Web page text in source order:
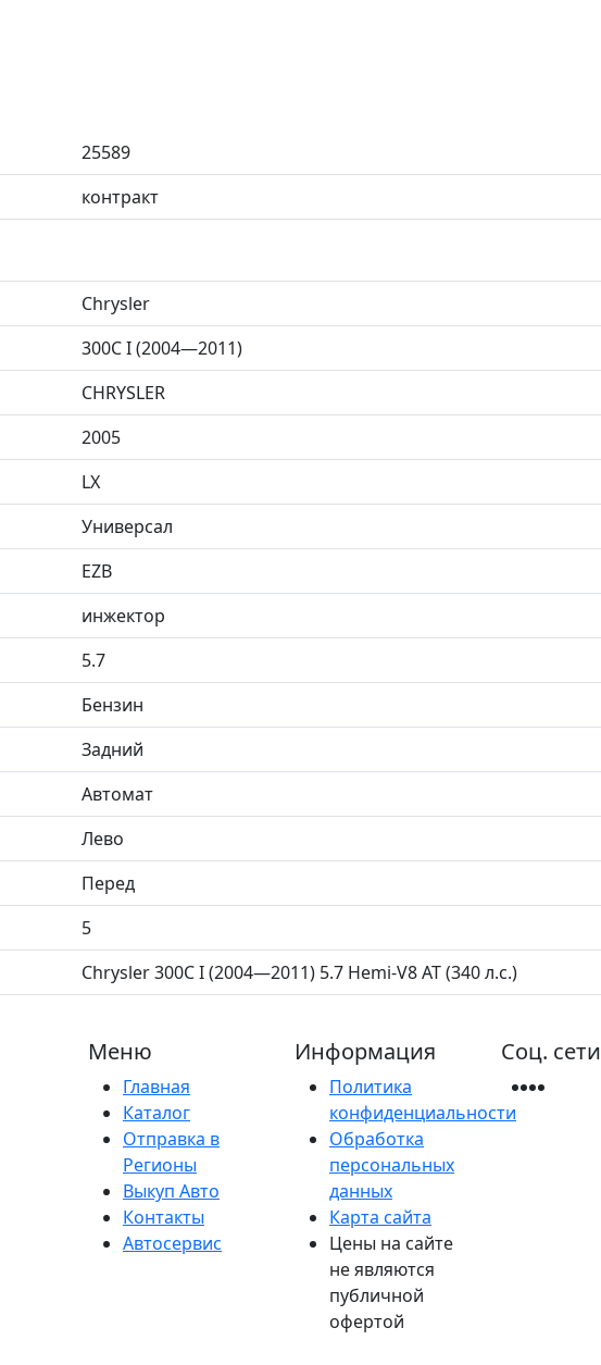
25589
контракт
Chrysler
300C I (2004—2011)
CHRYSLER
2005
LX
Универсал
EZB
инжектор
5.7
Бензин
Задний
Автомат
Лево
Перед
5
Chrysler 300C I (2004—2011) 5.7 Hemi-V8 AT (340 л.с.)
Меню
Главная
Каталог
Отправка в
Регионы
Выкуп Авто
Контакты
Автосервис
Информация
Политика
конфиденциальности
Обработка
персональных
данных
Карта сайта
Цены на сайте
не являются
публичной
офертой
Соц. сети